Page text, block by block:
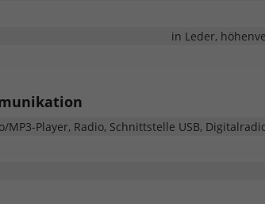
in Leder,
MP3-Player, Radio, Schnittstelle USB,